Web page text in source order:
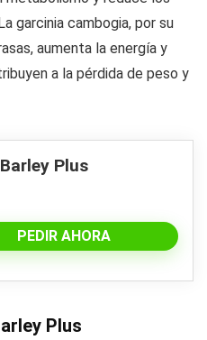
garcinia cambogia, por su
aumenta la energía y
a la pérdida de peso y
Plus
PEDIR AHORA
Plus